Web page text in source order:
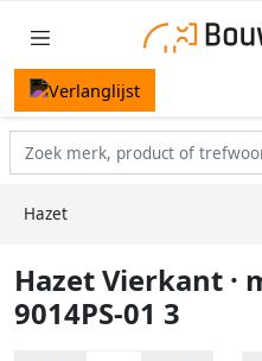
Hazet
Hazet Vierkant ·
9014PS-01 3